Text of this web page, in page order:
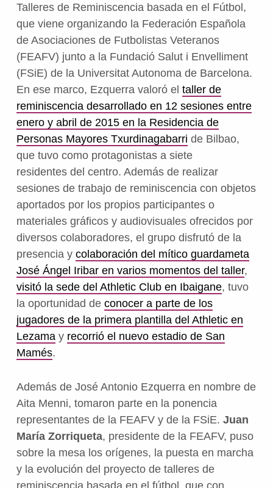
Talleres de Reminiscencia basada en el Fútbol,
que viene organizando la Federación Española
de Asociaciones de Futbolistas Veteranos
(FEAFV) junto a la Fundació Salut i Envelliment
(FSiE) de la Universitat Autonoma de Barcelona.
En ese marco, Ezquerra valoró el taller de
reminiscencia desarrollado en 12 sesiones entre
enero y abril de 2015 en la Residencia de
Personas Mayores Txurdinagabarri de Bilbao,
que tuvo como protagonistas a siete
residentes del centro. Además de realizar
sesiones de trabajo de reminiscencia con objetos
aportados por los propios participantes o
materiales gráficos y audiovisuales ofrecidos por
diversos colaboradores, el grupo disfrutó de la
presencia y colaboración del mítico guardameta
José Ángel Iribar en varios momentos del taller,
visitó la sede del Athletic Club en Ibaigane, tuvo
la oportunidad de conocer a parte de los
jugadores de la primera plantilla del Athletic en
Lezamay recorrió el nuevo estadio de San
Mamés.
Además de José Antonio Ezquerra en nombre de
Aita Menni, tomaron parte en la ponencia
representantes de la FEAFV y de la FSiE. Juan
María Zorriqueta, presidente de la FEAFV, puso
sobre la mesa los orígenes, la puesta en marcha
y la evolución del proyecto de talleres de